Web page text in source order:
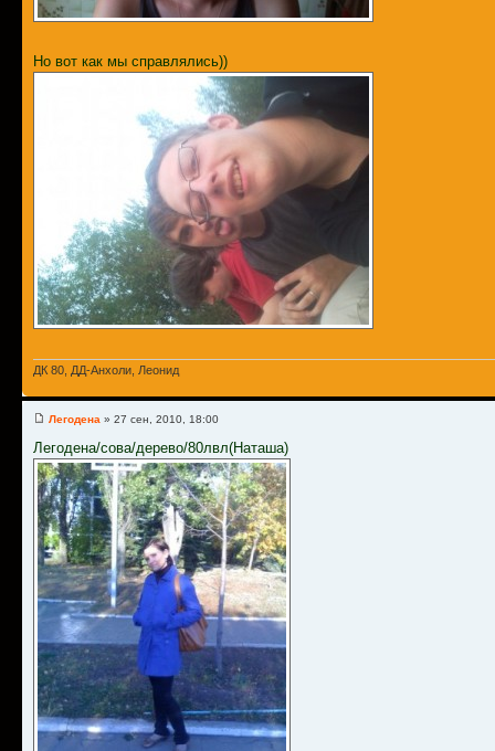
Но вот как мы справлялись))
ДК 80, ДД-Анхоли, Леонид
Легодена » 27 сен, 2010, 18:00
Легодена/сова/дерево/80лвл(Наташа)